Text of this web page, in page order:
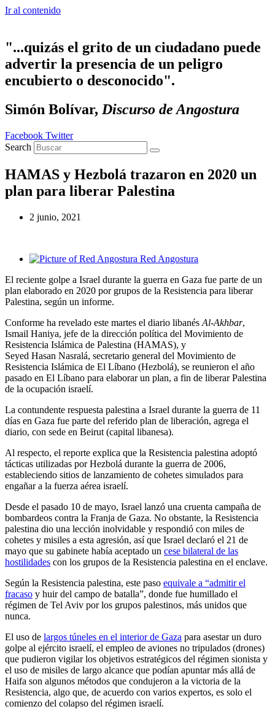
Ir al contenido
"...quizás el grito de un ciudadano puede
advertir la presencia de un peligro
encubierto o desconocido".
Simón Bolívar, Discurso de Angostura
Facebook Twitter
Search
HAMAS y Hezbolá trazaron en 2020 un
plan para liberar Palestina
2 junio, 2021
Red Angostura
El reciente golpe a Israel durante la guerra en Gaza fue parte de un
plan elaborado en 2020 por grupos de la Resistencia para liberar
Palestina, según un informe.
Conforme ha revelado este martes el diario libanés Al-Akhbar,
Ismail Haniya, jefe de la dirección política del Movimiento de
Resistencia Islámica de Palestina (HAMAS), y
Seyed Hasan Nasralá, secretario general del Movimiento de
Resistencia Islámica de El Líbano (Hezbolá), se reunieron el año
pasado en El Líbano para elaborar un plan, a fin de liberar Palestina
de la ocupación israelí.
La contundente respuesta palestina a Israel durante la guerra de 11
días en Gaza fue parte del referido plan de liberación, agrega el
diario, con sede en Beirut (capital libanesa).
Al respecto, el reporte explica que la Resistencia palestina adoptó
tácticas utilizadas por Hezbolá durante la guerra de 2006,
estableciendo sitios de lanzamiento de cohetes simulados para
engañar a la fuerza aérea israelí.
Desde el pasado 10 de mayo, Israel lanzó una cruenta campaña de
bombardeos contra la Franja de Gaza. No obstante, la Resistencia
palestina dio una lección inolvidable y respondió con miles de
cohetes y misiles a esta agresión, así que Israel declaró el 21 de
mayo que su gabinete había aceptado un cese bilateral de las
hostilidades con los grupos de la Resistencia palestina en el enclave.
Según la Resistencia palestina, este paso equivale a “admitir el
fracaso y huir del campo de batalla”, donde fue humillado el
régimen de Tel Aviv por los grupos palestinos, más unidos que
nunca.
El uso de largos túneles en el interior de Gaza para asestar un duro
golpe al ejército israelí, el empleo de aviones no tripulados (drones)
que pudieron vigilar los objetivos estratégicos del régimen sionista y
el uso de misiles de largo alcance que podían apuntar más allá de
Haifa son algunos métodos que condujeron a la victoria de la
Resistencia, algo que, de acuerdo con varios expertos, es solo el
comienzo del colapso del régimen israelí.